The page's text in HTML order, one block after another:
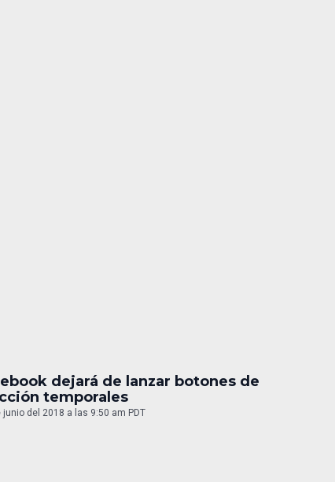
dejará de lanzar botones de
temporales
junio del 2018 a las 9:50 am PDT